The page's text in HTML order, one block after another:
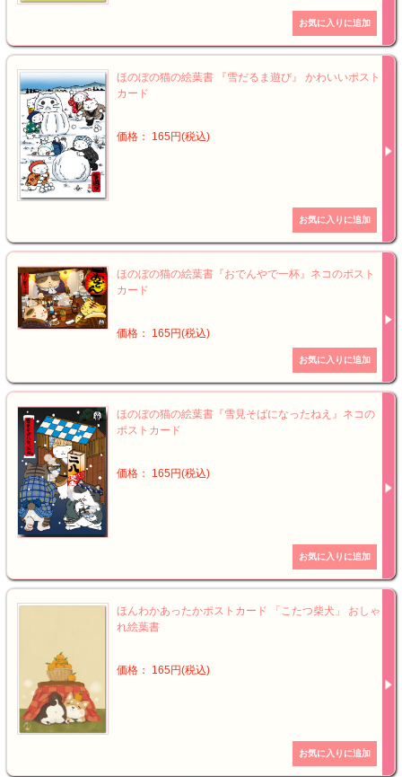
ほのぼの猫の絵葉書 『雪だるま遊び』 かわいいポスト
カード
価格： 165円(税込)
ほのぼの猫の絵葉書『おでんやで一杯』ネコのポスト
カード
価格： 165円(税込)
ほのぼの猫の絵葉書『雪見そばになったねえ』ネコの
ポストカード
価格： 165円(税込)
ほんわかあったかポストカード 「こたつ柴犬」 おしゃ
れ絵葉書
価格： 165円(税込)